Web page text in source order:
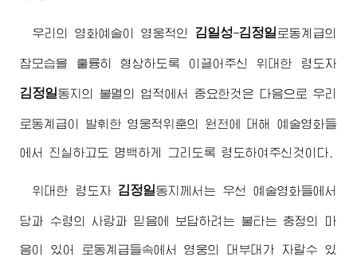
우리의 영화예술이 영웅적인 김일성-김정일 로동계급의
참모습을 훌륭히 형상하도록 이끌어주신위대한 령도자
김정일동지 의 불멸의 업적에서 중요한것은 다음으로 우리
로동계급이 발휘한 영웅적위훈의 원천에 대해 예술영화들
에서 진실하고도 명백하게 그리도록 령도하여주신것이다.
위대한 령도자 김정일동지 께서는 우선 예술영화들에서
당과 수령의 사랑과 믿음에 보답하려는 불타는 충정의 마
음이 있어 로동계급들속에서 영웅의 대부대가 자랄수 있